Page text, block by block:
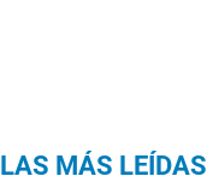
LAS MÁS LEÍDAS